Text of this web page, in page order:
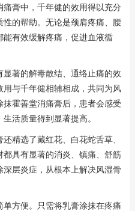
膏中，千年健的效用得以充分
的帮助。无论是颈肩疼痛、腰
有效缓解疼痛，促进血液循
著的解毒散结、通络止痛的效
与千年健相辅相成，共同为风
霍善堂消痛膏后，患者会感受
活质量得到显著提高。
精选了藏红花、白花蛇舌草、
具有显著的消炎、镇痛、舒筋
层炎症，从根本上解决风湿骨
方便。只需将乳膏涂抹在疼痛